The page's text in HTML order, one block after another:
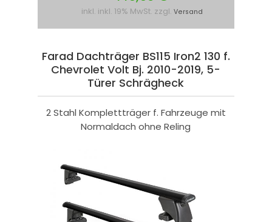
inkl. inkl. 19% MwSt. zzgl. Versand
Farad Dachträger BS115 Iron2 130 f.
Chevrolet Volt Bj. 2010-2019, 5-
Türer Schrägheck
2 Stahl Komplettträger f. Fahrzeuge mit
Normaldach ohne Reling